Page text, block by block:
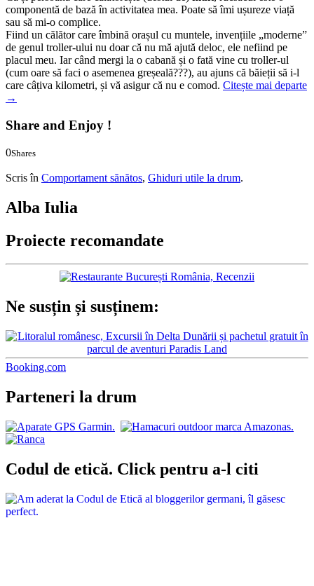
componentă de bază în activitatea mea. Poate să îmi ușureze viață
sau să mi-o complice.
Fiind un călător care îmbină orașul cu muntele, invențiile „moderne”
de genul troller-ului nu doar că nu mă ajută deloc, ele nefiind pe
placul meu. Iar când mergi la o cabană și o fată vine cu troller-ul
(cum oare să faci o asemenea greșeală???), au ajuns că băieții să i-l
care câțiva kilometri, și vă asigur că nu e comod. Citește mai departe
→
Share and Enjoy !
0Shares
Scris în Comportament sănătos, Ghiduri utile la drum.
Alba Iulia
Proiecte recomandate
Ne susțin și susținem:
Booking.com
Parteneri la drum
Codul de etică. Click pentru a-l citi